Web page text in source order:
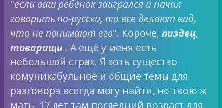
"если ваш ребёнок заигрался и начал
говорить по-русски, то все делают вид,
что не понимают его". Короче,пиздец,
товарищи . А ещё у меня есть
небольшой страх. Я хоть существо
комуникабульное и общие темы для
разговора всегда могу найти, но твою ж
мать, 17 лет там последний возраст для